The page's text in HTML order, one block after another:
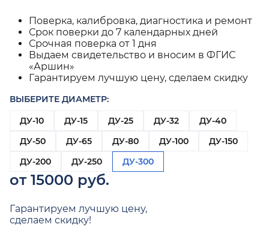
Поверка, калибровка, диагностика и ремонт
Срок поверки до 7 календарных дней
Срочная поверка от 1 дня
Выдаем свидетельство и вносим в ФГИС
«Аршин»
Гарантируем лучшую цену, сделаем скидку
ВЫБЕРИТЕ ДИАМЕТР:
ДУ-10
ДУ-15 ДУ-25 ДУ-32
ДУ-40
ДУ-50
ДУ-65 ДУ-80 ДУ-100
ДУ-150
ДУ-200
ДУ-250 ДУ-300
от 15000 руб.
Гарантируем лучшую цену,
сделаем скидку!